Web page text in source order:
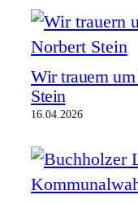
Wir trauern
Stein
16.04.2026